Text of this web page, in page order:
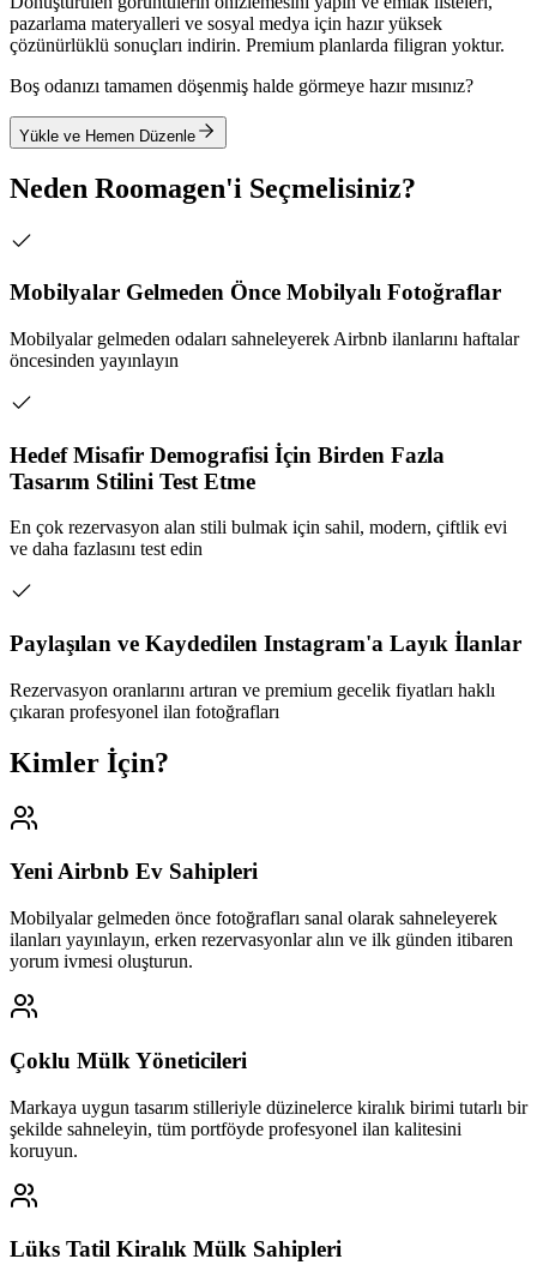
pazarlama materyalleri ve sosyal medya için hazır yüksek
çözünürlüklü sonuçları indirin. Premium planlarda filigran yoktur.
Boş odanızı tamamen döşenmiş halde görmeye hazır mısınız?
Yükle ve Hemen Düzenle
Neden Roomagen'i Seçmelisiniz?
Mobilyalar Gelmeden Önce Mobilyalı Fotoğraflar
Mobilyalar gelmeden odaları sahneleyerek Airbnb ilanlarını haftalar
öncesinden yayınlayın
Hedef Misafir Demografisi İçin Birden Fazla
Tasarım Stilini Test Etme
En çok rezervasyon alan stili bulmak için sahil, modern, çiftlik evi
ve daha fazlasını test edin
Paylaşılan ve Kaydedilen Instagram'a Layık İlanlar
Rezervasyon oranlarını artıran ve premium gecelik fiyatları haklı
çıkaran profesyonel ilan fotoğrafları
Kimler İçin?
Yeni Airbnb Ev Sahipleri
Mobilyalar gelmeden önce fotoğrafları sanal olarak sahneleyerek
ilanları yayınlayın, erken rezervasyonlar alın ve ilk günden itibaren
yorum ivmesi oluşturun.
Çoklu Mülk Yöneticileri
Markaya uygun tasarım stilleriyle düzinelerce kiralık birimi tutarlı bir
şekilde sahneleyin, tüm portföyde profesyonel ilan kalitesini
koruyun.
Lüks Tatil Kiralık Mülk Sahipleri